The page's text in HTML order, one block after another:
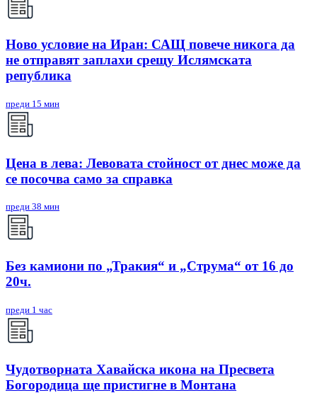
Ново условие на Иран: САЩ повече никога да
не отправят заплахи срещу Ислямската
република
преди 15 мин
Цена в лева: Левовата стойност от днес може да
се посочва само за справка
преди 38 мин
Без камиони по „Тракия“ и „Струма“ от 16 до
20ч.
преди 1 час
Чудотворната Хавайска икона на Пресвета
Богородица ще пристигне в Монтана